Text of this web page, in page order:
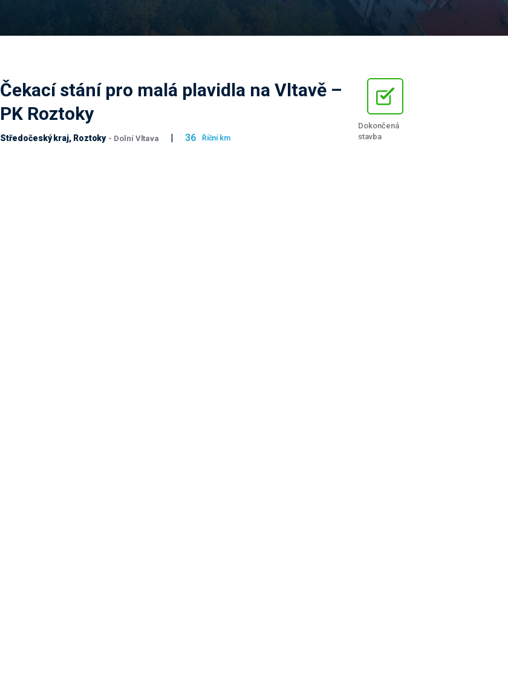
Čekací stání pro malá plavidla na Vltavě –
PK Roztoky
Středočeský kraj, Roztoky - Dolní Vltava | 36 Říční km
Dokončená
stavba